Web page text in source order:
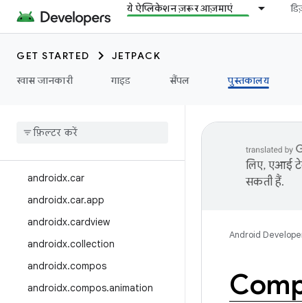
ये ऐप्लिकेशन ज़रूर आज़माएं
GET STARTED
JETPACK
खास जानकारी
गाइड सैंपल पुस्तकालय
androidx.biometric
Androidx.ब्लूटूथ
androidx.ब्राउज़र
androidx.कैमरा
androidx.camera
androidx.car
androidx.car.app
androidx.cardview
androidx.collection
androidx.compos
androidx.compos.animation
लिए, एआई
सकती हैं.
Android